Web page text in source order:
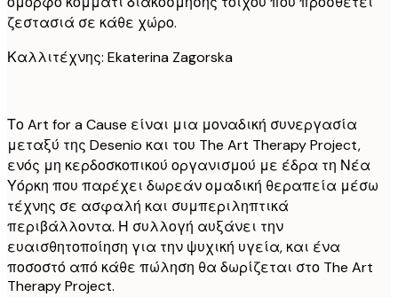
ζεστασιά σε κάθε χώρο.
Καλλιτέχνης: Ekaterina Zagorska
Το Art for a Cause είναι μια μοναδική συνεργασία
μεταξύ της Desenio και του The Art Therapy Project,
ενός μη κερδοσκοπικού οργανισμού με έδρα τη Νέα
Υόρκη που παρέχει δωρεάν ομαδική θεραπεία μέσω
τέχνης σε ασφαλή και συμπεριληπτικά
περιβάλλοντα. Η συλλογή αυξάνει την
ευαισθητοποίηση για την ψυχική υγεία, και ένα
ποσοστό από κάθε πώληση θα δωρίζεται στο The Art
Therapy Project.